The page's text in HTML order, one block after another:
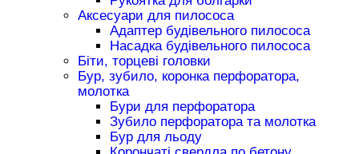
Аксесуари для пилососа
Адаптер будівельного пилососа
Насадка будівельного пилососа
Біти, торцеві головки
Бур, зубило, коронка перфоратора,
молотка
Бури для перфоратора
Зубило перфоратора та молотка
Бур для льоду